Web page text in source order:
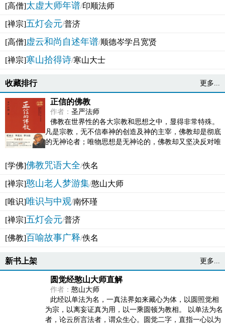
[高僧]太虚大师年谱/印顺法师
[禅宗]五灯会元/普济
[高僧]虚云和尚自述年谱/顺德岑学吕宽贤
[禅宗]寒山拾得诗/寒山大士
收藏排行 更多...
正信的佛教
作者： 圣严法师
佛教在世界性的各大宗教和思想之中，显得非常特殊。
凡是宗教，无不信奉神的创造及神的主宰，佛教却是彻底
的无神论者；唯物思想是无神论的，佛教却又坚决反对唯
[学佛]佛教咒语大全/佚名
[禅宗]憨山老人梦游集/憨山大师
[唯识]唯识与中观/南怀瑾
[禅宗]五灯会元/普济
[佛教]百喻故事广释/佚名
新书上架 更多...
圆觉经憨山大师直解
作者： 憨山大师
此经以单法为名，一真法界如来藏心为体，以圆照觉相
为宗，以离妄证真为用，以一乘圆顿为教相。 以单法为名
者，论云所言法者，谓众生心。圆觉二字，直指一心以为